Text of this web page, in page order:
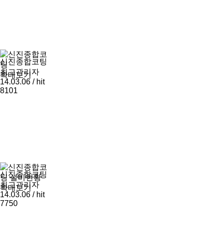
신진종합코팅
최고관리자
14.03.06 / hit
8101
확대보기
신진종합코팅
최고관리자
14.03.06 / hit
7750
확대보기